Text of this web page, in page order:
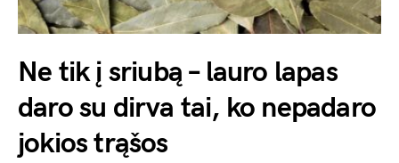
Ne tik į sriubą – lauro lapas
daro su dirva tai, ko nepadaro
jokios trąšos